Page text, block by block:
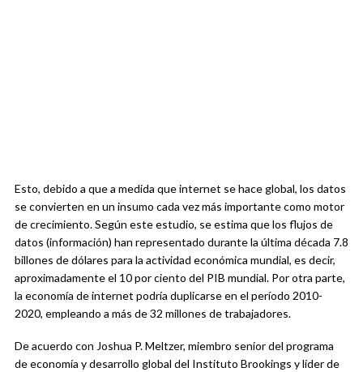
Esto, debido a que a medida que internet se hace global, los datos
se convierten en un insumo cada vez más importante como motor
de crecimiento. Según este estudio, se estima que los flujos de
datos (información) han representado durante la última década 7.8
billones de dólares para la actividad económica mundial, es decir,
aproximadamente el 10 por ciento del PIB mundial. Por otra parte,
la economía de internet podría duplicarse en el período 2010-
2020, empleando a más de 32 millones de trabajadores.
De acuerdo con Joshua P. Meltzer, miembro senior del programa
de economía y desarrollo global del Instituto Brookings y líder de